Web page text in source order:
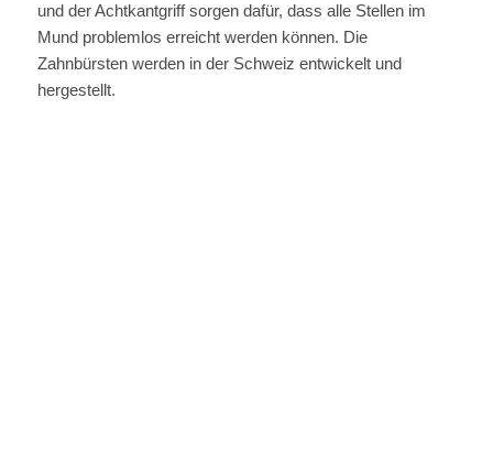
und der Achtkantgriff sorgen dafür, dass alle Stellen im
Mund problemlos erreicht werden können. Die
Zahnbürsten werden in der Schweiz entwickelt und
hergestellt.